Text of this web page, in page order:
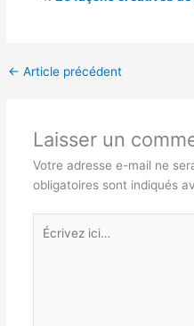
← Article précédent
Laisser un
Votre adresse e-mail ne
obligatoires sont indiqués
Écrivez
ici…